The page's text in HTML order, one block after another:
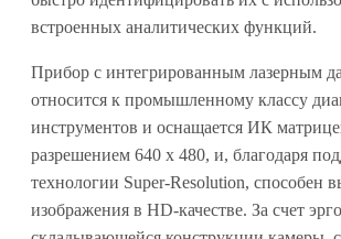
встроенных аналитических функций.
Прибор с интегрированным лазерным
относится к промышленному классу
инструментов и оснащается ИК
разрешением 640 x 480, и, благодаря
технологии Super-Resolution, способен
изображения в HD-качестве. За счет